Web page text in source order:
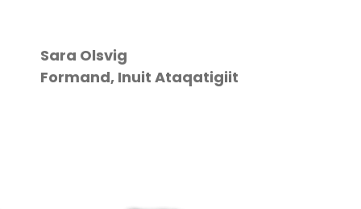
Sara Olsvig
Formand, Inuit Ataqatigiit